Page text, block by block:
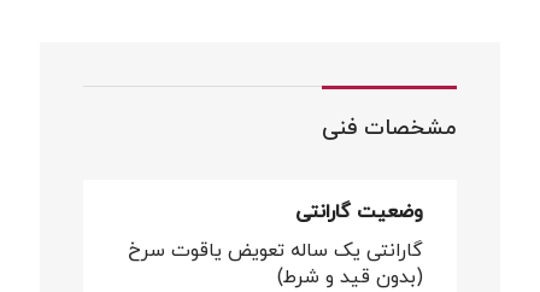
مشخصات فنی
وضعیت گارانتی
گارانتی یک ساله تعویض یاقوت سرخ
(بدون قید و شرط)